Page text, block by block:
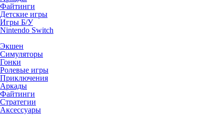
Файтинги
Детские игры
Игры Б/У
Nintendo Switch
Экшен
Симуляторы
Гонки
Ролевые игры
Приключения
Аркады
Файтинги
Стратегии
Аксессуары